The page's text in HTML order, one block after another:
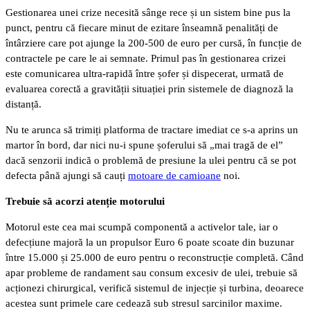
Gestionarea unei crize necesită sânge rece și un sistem bine pus la
punct, pentru că fiecare minut de ezitare înseamnă penalități de
întârziere care pot ajunge la 200-500 de euro per cursă, în funcție de
contractele pe care le ai semnate. Primul pas în gestionarea crizei
este comunicarea ultra-rapidă între șofer și dispecerat, urmată de
evaluarea corectă a gravității situației prin sistemele de diagnoză la
distanță.
Nu te arunca să trimiți platforma de tractare imediat ce s-a aprins un
martor în bord, dar nici nu-i spune șoferului să „mai tragă de el”
dacă senzorii indică o problemă de presiune la ulei pentru că se pot
defecta până ajungi să cauți motoare de camioane noi.
Trebuie să acorzi atenție motorului
Motorul este cea mai scumpă componentă a activelor tale, iar o
defecțiune majoră la un propulsor Euro 6 poate scoate din buzunar
între 15.000 și 25.000 de euro pentru o reconstrucție completă. Când
apar probleme de randament sau consum excesiv de ulei, trebuie să
acționezi chirurgical, verifică sistemul de injecție și turbina, deoarece
acestea sunt primele care cedează sub stresul sarcinilor maxime.